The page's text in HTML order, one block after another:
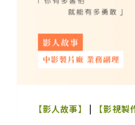
【影人故事】 | 【影視製